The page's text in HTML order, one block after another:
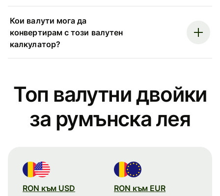
Кои валути мога да
конвертирам с този валутен
калкулатор?
Топ валутни двойки
за румънска лея
RON към USD RON към EUR